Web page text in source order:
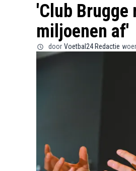
'Club Brugge
miljoenen af'
door Voetbal24 Redactie